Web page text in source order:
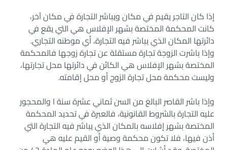
إذا كان التاجر يقيم في مكان ويباشر التجارة في مكان آخر،
كانت المحكمة المختصة بشهر الإفلاس هي التي يقع في
دائرتها المكان الذي يباشر فيه التجارة، أي موطنه التجاري.
وإذا باشرت الزوجة تجارة مستقلة عن تجارة زوجها فالمحكمة
المختصة بشهر الإفلاس هي الكائن في دائرتها محل تجارتها،
وليست محكمة محل تجارة الزوج أو محل إقامته.
وإذا باشر القاصر البالغ من السن ثماني عشرة سنة ا والمحجور
عليه التجارة بالشروط القانونية، فالعبرة في تحديد المحكمة
المختصة بشهر إفلاسه بالمكان الذي يباشر فيه التجارة التي
أذن فيها، فلا تكون محكمة وصية أو القيم عليه هي